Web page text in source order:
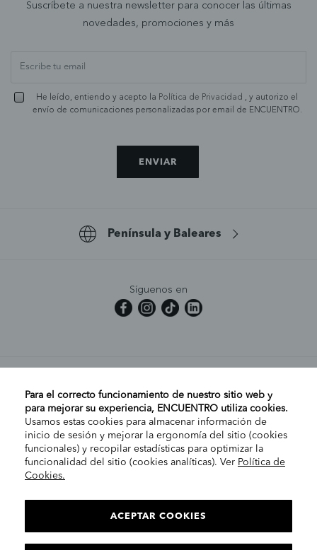
Suscríbete a nuestra newsletter para conocer las últimas
novedades, promociones y más
He leído, entiendo y acepto la Política de Privacidad , y autorizo el
envío de comunicaciones personalizadas por email de ENCUENTRO.
ENVIAR
Península y Baleares
Síguenos en
MI CUENTA
AYUDA
EMPRESA
INFORMACIÓN LEGAL
Para el correcto funcionamiento de nuestro sitio web y
para mejorar su experiencia, ENCUENTRO utiliza cookies.
Usamos estas cookies para almacenar información de
inicio de sesión y mejorar la ergonomía del sitio (cookies
funcionales) y recopilar estadísticas para optimizar la
funcionalidad del sitio (cookies analíticas). Ver Política de
Cookies.
ACEPTAR COOKIES